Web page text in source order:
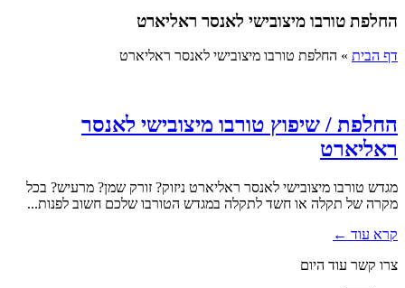
החלפת טורבו מיצובישי לאנסר ראליארט
דף הבית » החלפת טורבו מיצובישי לאנסר ראליארט
החלפת / שיפוץ טורבו מיצובישי לאנסר
ראליארט
מגדש טורבו מיצובישי לאנסר ראליארט ניזוק? זורק שמן? מרעיש? בכל
מקרה של תקלה או חשד לתקלה במגדש הטורבו שלכם חשוב לפנות...
קרא עוד ←
צרו קשר עוד היום